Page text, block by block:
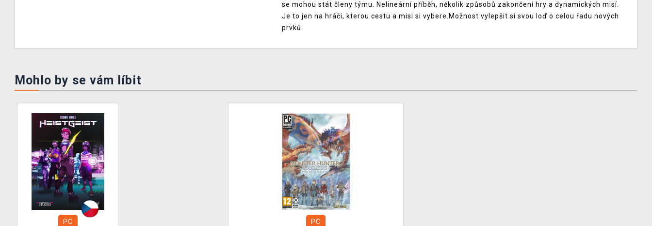
se mohou stát členy týmu. Nelineární příběh, několik způsobů zakončení hry a dynamických misí.
Je to jen na hráči, kterou cestu a misi si vybere.Možnost vylepšit si svou loď o celou řadu nových
prvků.
Mohlo by se vám líbit
PC PC